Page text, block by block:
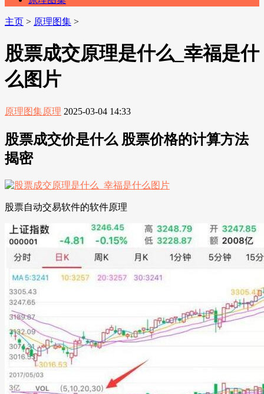
主页 > 原理图集 >
股票成交原理是什么_幸福是什
么图片
原理图集原理 2025-03-04 14:33
股票成交价是什么 股票价格的计算方法
揭密
股票自动交易软件的软件原理